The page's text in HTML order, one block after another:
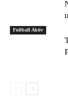
Fußball Aktiv